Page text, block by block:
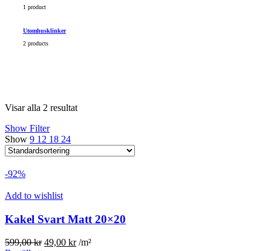
1 product
Utomhusklinker
2 products
Visar alla 2 resultat
Show Filter
Show 9 12 18 24
-92%
Add to wishlist
Kakel Svart Matt 20×20
599,00kr Det
49,00 krDet
/m²